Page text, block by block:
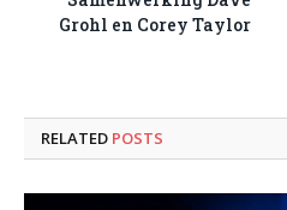
Grohl en Corey Taylor
RELATED POSTS